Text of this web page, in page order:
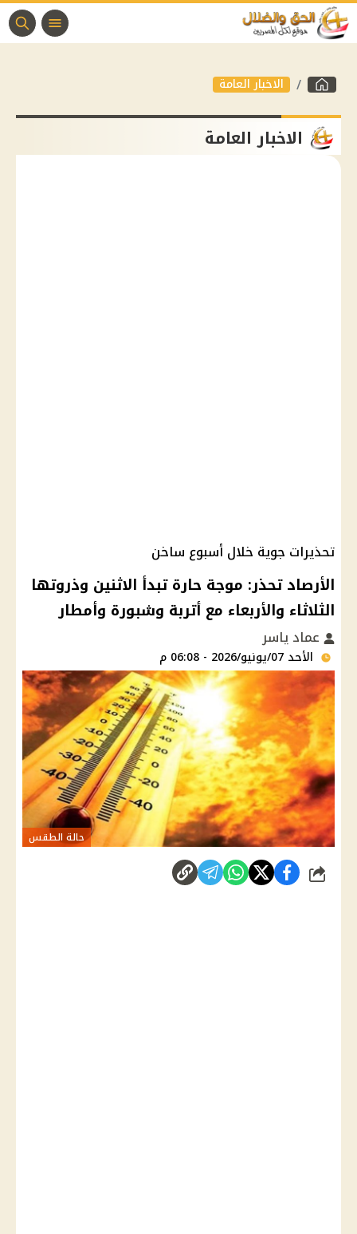
الاخبار العامة
الاخبار العامة
تحذيرات جوية خلال أسبوع ساخن
الأرصاد تحذر: موجة حارة تبدأ الاثنين وذروتها
الثلاثاء والأربعاء مع أتربة وشبورة وأمطار
عماد ياسر
الأحد 07/يونيو/2026 - 06:08 م
حالة الطقس
شارك